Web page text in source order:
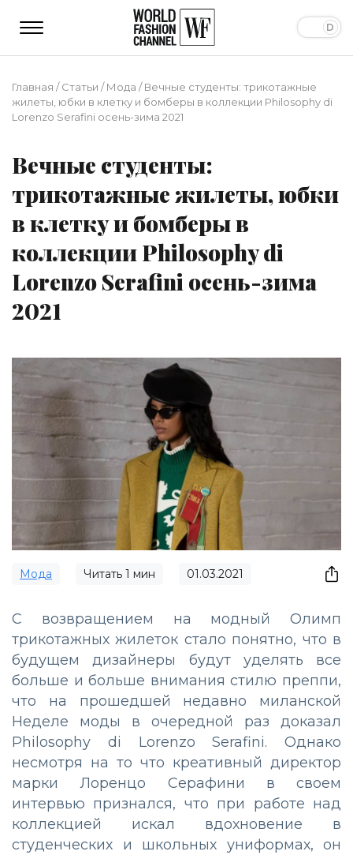
Главная /Статьи /Мода /Вечные студенты: трикотажные
жилеты, юбки в клетку и бомберы в коллекции Philosophy di
Lorenzo Serafini осень-зима 2021
Вечные студенты:
трикотажные жилеты, юбки
в клетку и бомберы в
коллекции Philosophy di
Lorenzo Serafini осень-зима
2021
Мода Читать 1 мин 01.03.2021
С возвращением на модный Олимп
трикотажных жилеток стало понятно, что в
будущем дизайнеры будут уделять все
больше и больше внимания стилю преппи,
что на прошедшей недавно миланской
Неделе моды в очередной раз доказал
Philosophy di Lorenzo Serafini. Однако
несмотря на то что креативный директор
марки Лоренцо Серафини в своем
интервью признался, что при работе над
коллекцией искал вдохновение в
студенческих и школьных униформах, он